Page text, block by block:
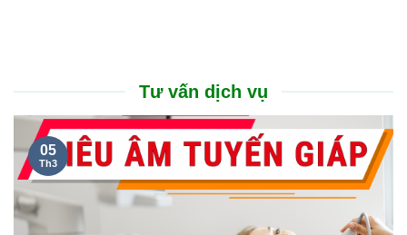
Tư vấn dịch vụ
05
Th3